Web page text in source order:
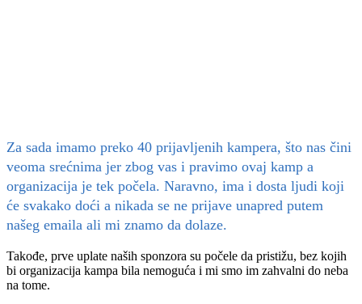
Za sada imamo preko 40 prijavljenih kampera, što nas čini
veoma srećnima jer zbog vas i pravimo ovaj kamp a
organizacija je tek počela. Naravno, ima i dosta ljudi koji
će svakako doći a nikada se ne prijave unapred putem
našeg emaila ali mi znamo da dolaze.
Takođe, prve uplate naših sponzora su počele da pristižu, bez kojih
bi organizacija kampa bila nemoguća i mi smo im zahvalni do neba
na tome.